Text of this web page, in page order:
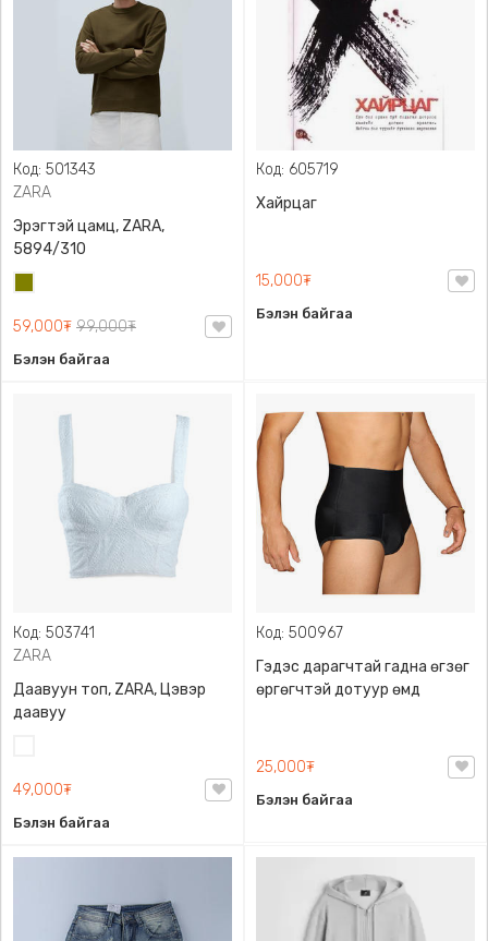
Код: 501343
ZARA
Эрэгтэй цамц, ZARA,
5894/310
59,000₮ 99,000₮
Бэлэн байгаа
Код: 605719
Хайрцаг
15,000₮
Бэлэн байгаа
Код: 503741
ZARA
Даавуун топ, ZARA, Цэвэр
даавуу
49,000₮
Бэлэн байгаа
Код: 500967
Гэдэс дарагчтай гадна өгзөг
өргөгчтэй дотуур өмд
25,000₮
Бэлэн байгаа